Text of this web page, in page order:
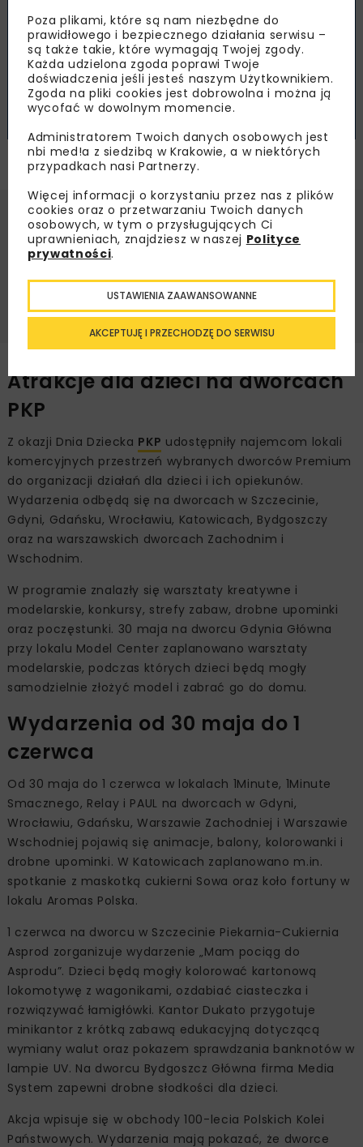
Dzień dziecka na dworcach PKP. Grafika: PKP
Spis treści
Wydarzenia od 30 maja do 1 czerwca
Atrakcje dla dzieci na dworcach
PKP
Z okazji Dnia Dziecka PKP udostępniły najemcom lokali
komercyjnych przestrzeń wybranych dworców Premium
do organizacji działań dla dzieci i ich opiekunów.
Wydarzenia odbędą się na dworcach w Szczecinie,
Gdyni, Gdańsku, Wrocławiu, Katowicach, Bydgoszczy
oraz na warszawskich dworcach Zachodnim i
Wschodnim.
W programie znalazły się warsztaty kreatywne i
modelarskie, konkursy, strefy zabaw, drobne upominki
oraz poczęstunki. 30 maja na dworcu Gdynia Główna
przy lokalu Model Center zaplanowano warsztaty
modelarskie, podczas których dzieci będą mogły
samodzielnie złożyć model i zabrać go do domu.
Wydarzenia od 30 maja do 1
czerwca
Od 30 maja do 1 czerwca w lokalach 1Minute, 1Minute
Smacznego, Relay i PAUL na dworcach w Gdyni,
Wrocławiu, Gdańsku, Warszawie Zachodniej i Warszawie
Wschodniej pojawią się animacje, balony, kolorowanki i
drobne upominki. W Katowicach zaplanowano m.in.
spotkanie z maskotką cukierni Sowa oraz koło fortuny w
lokalu Aromas Polska.
1 czerwca na dworcu w Szczecinie Piekarnia-Cukiernia
Asprod zorganizuje wydarzenie „Mam pociąg do
Asprodu”. Dzieci będą mogły kolorować kartonową
lokomotywę z wagonikami, ozdabiać ciasteczka i
rozwiązywać łamigłówki. Kantor Dukato przygotuje
minikantor z krótką zabawą edukacyjną dotyczącą
wymiany walut oraz pokazem sprawdzania banknotów w
lampie UV. Na dworcu Bydgoszcz Główna firma Media
System zapewni drobne słodkości dla dzieci.
Akcja wpisuje się w obchody 100-lecia Polskich Kolei
Państwowych. Wydarzenia mają pokazać, że dworce
Poza plikami, które są nam niezbędne do
prawidłowego i bezpiecznego działania serwisu –
są także takie, które wymagają Twojej zgody.
Każda udzielona zgoda poprawi Twoje
doświadczenia jeśli jesteś naszym Użytkownikiem.
Zgoda na pliki cookies jest dobrowolna i można ją
wycofać w dowolnym momencie.
Administratorem Twoich danych osobowych jest
nbi med!a z siedzibą w Krakowie, a w niektórych
przypadkach nasi Partnerzy.
Więcej informacji o korzystaniu przez nas z plików
cookies oraz o przetwarzaniu Twoich danych
osobowych, w tym o przysługujących Ci
uprawnieniach, znajdziesz w naszej Polityce
prywatności.
AKCEPTUJĘ I PRZECHODZĘ DO SERWISU
USTAWIENIA ZAAWANSOWANNE